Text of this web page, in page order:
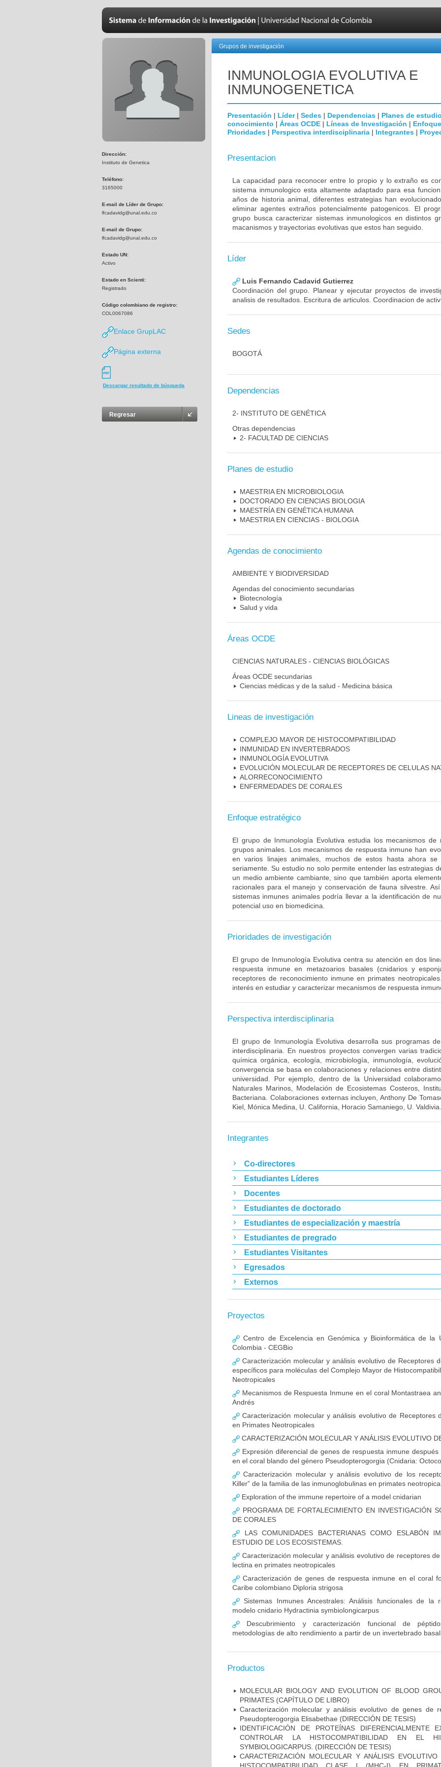
Dirección:
Instituto de Genetica
Teléfono:
3165000
E-mail de Líder de Grupo:
lfcadavidg@unal.edu.co
E-mail de Grupo:
lfcadavidg@unal.edu.co
Estado UN:
Activo
Estado en Scienti:
Registrado
Código colombiano de registro:
COL0067086
Enlace GrupLAC
Página externa
Descargar resultado de búsqueda
Regresar
Grupos de investigación
INMUNOLOGIA EVOLUTIVA E
INMUNOGENETICA
Presentación | Líder| Sedes | Dependencias | Planes de
conocimiento | Áreas OCDE | Líneas de Investigación |
Prioridades | Perspectiva interdisciplinaria | Integrantes |
Presentacion
La capacidad para reconocer entre lo propio y lo extraño es
sistema inmunologico esta altamente adaptado para esa
años de historia animal, diferentes estrategias han
eliminar agentes extraños potencialmente patogenicos. El
grupo busca caracterizar sistemas inmunologicos en distintos
macanismos y trayectorias evolutivas que estos han seguido.
Líder
Luis Fernando Cadavid Gutierrez
Coordinación del grupo. Planear y ejecutar proyectos de
analisis de resultados. Escritura de articulos. Coordinacion de
Sedes
BOGOTÁ
Dependencias
2- INSTITUTO DE GENÉTICA
Otras dependencias
2- FACULTAD DE CIENCIAS
Planes de estudio
MAESTRIA EN MICROBIOLOGIA
DOCTORADO EN CIENCIAS BIOLOGIA
MAESTRÍA EN GENÉTICA HUMANA
MAESTRIA EN CIENCIAS - BIOLOGIA
Agendas de conocimiento
AMBIENTE Y BIODIVERSIDAD
Agendas del conocimiento secundarias
Biotecnología
Salud y vida
Áreas OCDE
CIENCIAS NATURALES - CIENCIAS BIOLÓGICAS
Áreas OCDE secundarias
Ciencias médicas y de la salud - Medicina básica
Lineas de investigación
COMPLEJO MAYOR DE HISTOCOMPATIBILIDAD
INMUNIDAD EN INVERTEBRADOS
INMUNOLOGÍA EVOLUTIVA
EVOLUCIÓN MOLECULAR DE RECEPTORES DE CELULAS
ALORRECONOCIMIENTO
ENFERMEDADES DE CORALES
Enfoque estratégico
El grupo de Inmunología Evolutiva estudia los mecanismos de
grupos animales. Los mecanismos de respuesta inmune han
en varios linajes animales, muchos de estos hasta ahora
seriamente. Su estudio no solo permite entender las estrategias
un medio ambiente cambiante, sino que también aporta
racionales para el manejo y conservación de fauna silvestre.
sistemas inmunes animales podría llevar a la identificación de
potencial uso en biomedicina.
Prioridades de investigación
El grupo de Inmunología Evolutiva centra su atención en dos
respuesta inmune en metazoarios basales (cnidarios y
receptores de reconocimiento inmune en primates
interés en estudiar y caracterizar mecanismos de respuesta
Perspectiva interdisciplinaria
El grupo de Inmunología Evolutiva desarrolla sus programas
interdisciplinaria. En nuestros proyectos convergen varias
química orgánica, ecología, microbiología, inmunología,
convergencia se basa en colaboraciones y relaciones entre
universidad. Por ejemplo, dentro de la Universidad
Naturales Marinos, Modelación de Ecosistemas Costeros,
Bacteriana. Colaboraciones externas incluyen, Anthony De
Kiel, Mónica Medina, U. California, Horacio Samaniego, U. Valdivia.
Integrantes
Co-directores
Estudiantes Líderes
Docentes
Estudiantes de doctorado
Estudiantes de especialización y maestría
Estudiantes de pregrado
Estudiantes Visitantes
Egresados
Externos
Proyectos
Centro de Excelencia en Genómica y Bioinformática de la
Colombia - CEGBio
Caracterización molecular y análisis evolutivo de Receptores
específicos para moléculas del Complejo Mayor de
Neotropicales
Mecanismos de Respuesta Inmune en el coral Montastraea
Andrés
Caracterización molecular y análisis evolutivo de Receptores
en Primates Neotropicales
CARACTERIZACIÓN MOLECULAR Y ANÁLISIS EVOLUTIVO
Expresión diferencial de genes de respuesta inmune
en el coral blando del género Pseudopterogorgia (Cnidaria:
Caracterización molecular y análisis evolutivo de los
Killer” de la familia de las inmunoglobulinas en primates
Exploration of the immune repertoire of a model cnidarian
PROGRAMA DE FORTALECIMIENTO EN INVESTIGACIÓN
DE CORALES
LAS COMUNIDADES BACTERIANAS COMO ESLABÓN
ESTUDIO DE LOS ECOSISTEMAS.
Caracterización molecular y análisis evolutivo de receptores
lectina en primates neotropicales
Caracterización de genes de respuesta inmune en el coral
Caribe colombiano Diploria strigosa
Sistemas Inmunes Ancestrales: Análisis funcionales de la
modelo cnidario Hydractinia symbiolongicarpus
Descubrimiento y caracterización funcional de
metodologías de alto rendimiento a partir de un invertebrado basal
Productos
MOLECULAR BIOLOGY AND EVOLUTION OF BLOOD
PRIMATES (CAPÍTULO DE LIBRO)
Caracterización molecular y análisis evolutivo de genes de
Pseudopterogorgia Elisabethae (DIRECCIÓN DE TESIS)
IDENTIFICACIÓN DE PROTEÍNAS DIFERENCIALMENTE
CONTROLAR LA HISTOCOMPATIBILIDAD EN EL
SYMBIOLOGICARPUS. (DIRECCIÓN DE TESIS)
CARACTERIZACIÓN MOLECULAR Y ANÁLISIS